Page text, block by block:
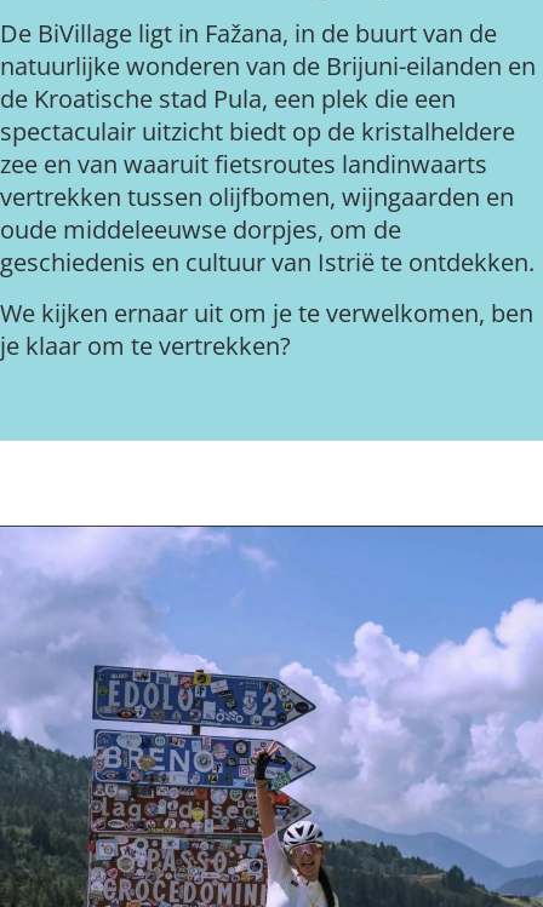
De BiVillage ligt in Fažana, in de buurt van de
natuurlijke wonderen van de Brijuni-eilanden en
de Kroatische stad Pula, een plek die een
spectaculair uitzicht biedt op de kristalheldere
zee en van waaruit fietsroutes landinwaarts
vertrekken tussen olijfbomen, wijngaarden en
oude middeleeuwse dorpjes, om de
geschiedenis en cultuur van Istrië te ontdekken.
We kijken ernaar uit om je te verwelkomen, ben
je klaar om te vertrekken?